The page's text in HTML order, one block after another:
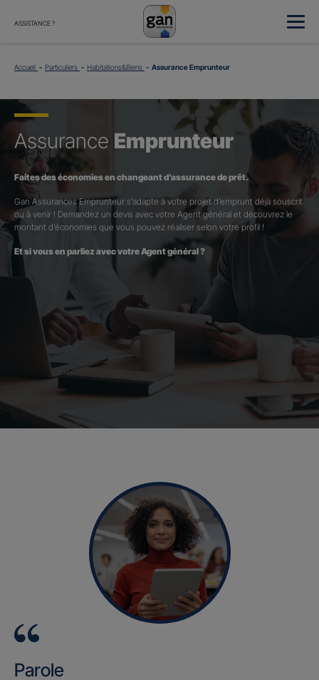
ASSISTANCE ?
Accueil Particuliers Habitations&Biens Assurance Emprunteur
Assurance Emprunteur
Faites des économies en changeant d’assurance de prêt.
Gan Assurances Emprunteur s’adapte à votre projet d’emprunt déjà souscrit
ou à venir ! Demandez un devis avec votre Agent général et découvrez le
montant d’économies que vous pouvez réaliser selon votre profil !
Et si vous en parliez avec votre Agent général ?
Parole